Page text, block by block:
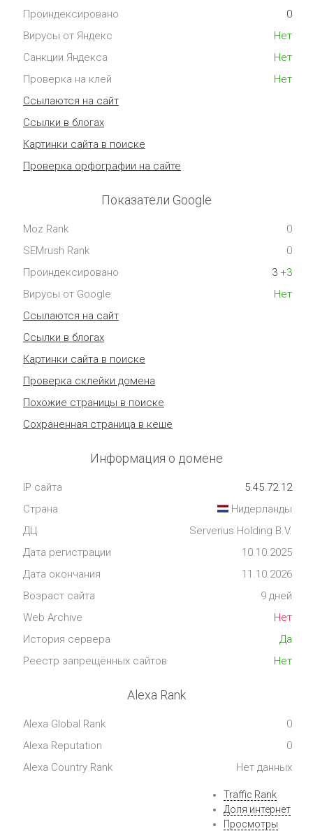
Проиндексировано
0
Вирусы от Яндекс
Нет
Санкции Яндекса
Нет
Проверка на клей
Нет
Ссылаются на сайт
Ссылки в блогах
Картинки сайта в поиске
Проверка орфографии на сайте
Показатели Google
Moz Rank
0
SEMrush Rank
0
Проиндексировано
3 +3
Вирусы от Google
Нет
Ссылаются на сайт
Ссылки в блогах
Картинки сайта в поиске
Проверка склейки домена
Похожие страницы в поиске
Сохраненная страница в кеше
Информация о домене
IP сайта
5.45.72.12
Страна
Нидерланды
ДЦ
Serverius Holding B.V.
Дата регистрации
10.10.2025
Дата окончания
11.10.2026
Возраст сайта
9 дней
Web Archive
Нет
История сервера
Да
Реестр запрещённых сайтов
Нет
Alexa Rank
Alexa Global Rank
0
Alexa Reputation
0
Alexa Country Rank
Нет данных
Traffic Rank
Доля интернет
Просмотры